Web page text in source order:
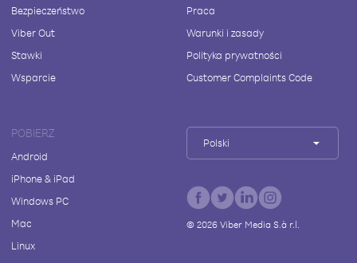
Bezpieczeństwo
Viber Out
Stawki
Wsparcie
Praca
Warunki i zasady
Polityka prywatności
Customer Complaints Code
POBIERZ
Android
iPhone & iPad
Windows PC
Mac
Linux
Polski
© 2026Viber Media S.à r.l.